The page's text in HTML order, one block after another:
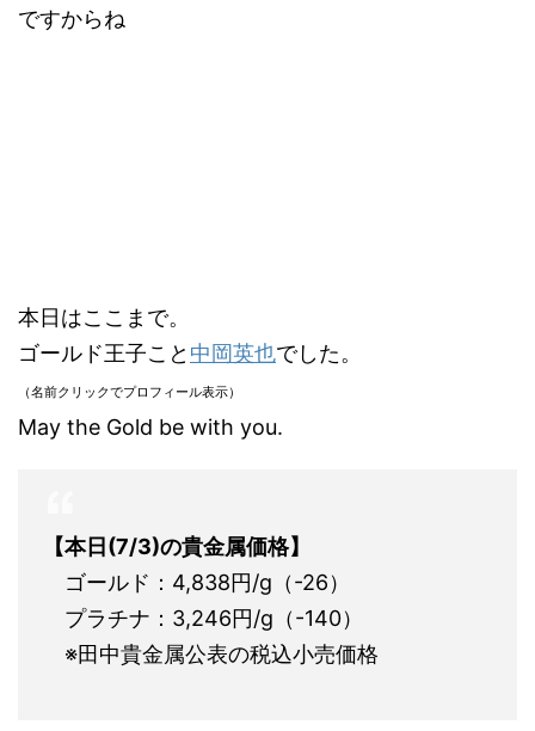
ですからね
本日はここまで。
ゴールド王子こと 中岡英也でした。
（名前クリックでプロフィール表示）
May the Gold be with you.
【本日(7/3)の貴金属価格】
ゴールド：4,838円/g（-26）
プラチナ：3,246円/g（-140）
※田中貴金属公表の税込小売価格